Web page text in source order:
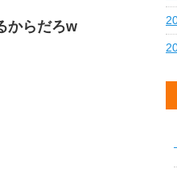
からだろw